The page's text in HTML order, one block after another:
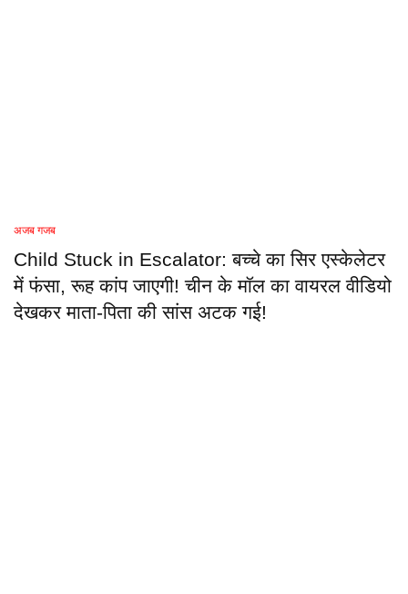
अजब गजब
Child Stuck in Escalator: बच्चे का सिर एस्केलेटर
में फंसा, रूह कांप जाएगी! चीन के मॉल का वायरल वीडियो
देखकर माता-पिता की सांस अटक गई!